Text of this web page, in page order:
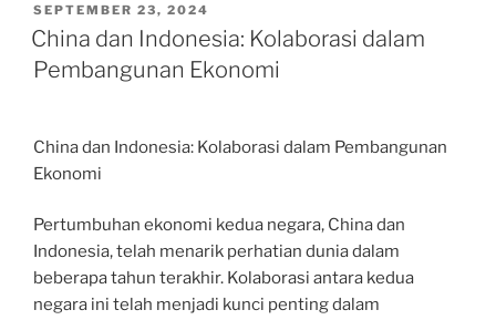
POSTED
ON
SEPTEMBER 23, 2024
China dan Indonesia: Kolaborasi dalam
Pembangunan Ekonomi
China dan Indonesia: Kolaborasi dalam Pembangunan
Ekonomi
Pertumbuhan ekonomi kedua negara, China dan
Indonesia, telah menarik perhatian dunia dalam
beberapa tahun terakhir. Kolaborasi antara kedua
negara ini telah menjadi kunci penting dalam